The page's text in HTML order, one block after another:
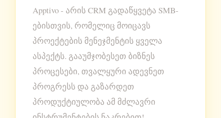
Apptivo - არის CRM გადაწყვეტა SMB-
ებისთვის, რომელიც მოიცავს
პროექტების მენეჯმენტის ყველა
ასპექტს. გააუმჯობესეთ ბიზნეს
პროცესები, თვალყური ადევნეთ
პროგრესს და გაზარდეთ
პროდუქტიულობა ამ მძლავრი